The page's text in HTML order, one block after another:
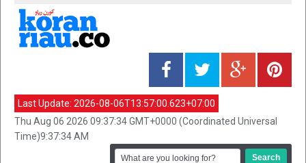
Last Update: 2026-08-06T13:57:00.623+07:00
Thu Aug 06 2026 09:37:34 GMT+0000 (Coordinated Universal
Time)9:37:34 AM